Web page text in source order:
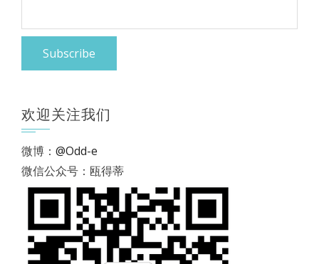
欢迎关注我们
微博： @Odd-e
微信公众号：瓯得蒂